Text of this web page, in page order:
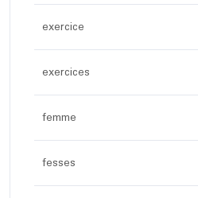
exercice
exercices
femme
fesses